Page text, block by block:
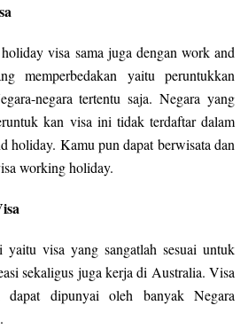
visa sama juga dengan work and
memperbedakan yaitu peruntukkan
negara tertentu saja. Negara yang
kan visa ini tidak terdaftar dalam
holiday. Kamu pun dapat berwisata dan
working holiday.
visa yang sangatlah sesuai untuk
sekaligus juga kerja di Australia. Visa
dipunyai oleh banyak Negara